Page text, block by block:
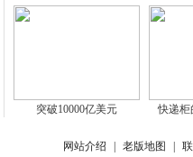
突破10000亿美元 快递
网站介绍 老版地图